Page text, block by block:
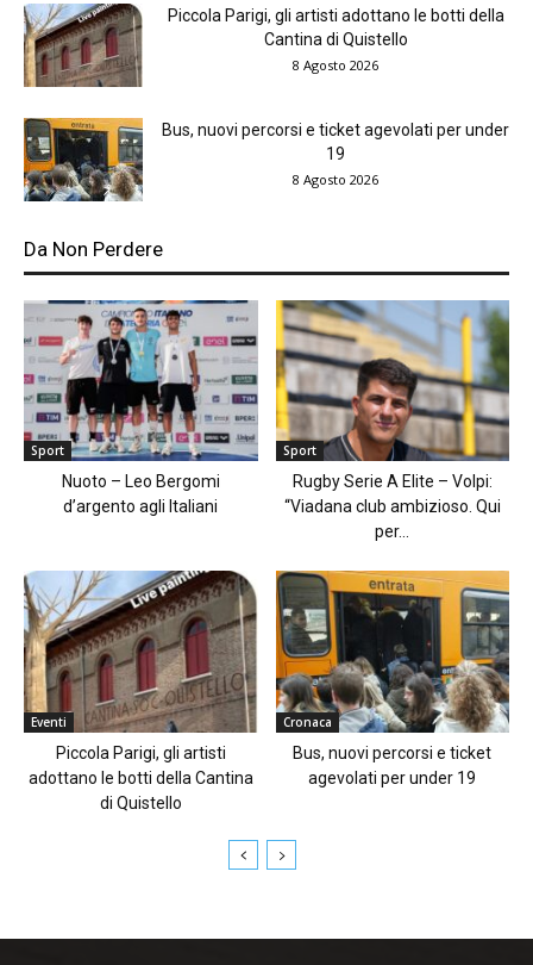
Piccola Parigi, gli artisti adottano le botti della
Cantina di Quistello
8 Agosto 2026
Bus, nuovi percorsi e ticket agevolati per under
19
8 Agosto 2026
Da Non Perdere
Sport
Nuoto – Leo Bergomi
d’argento agli Italiani
Sport
Rugby Serie A Elite – Volpi:
“Viadana club ambizioso. Qui
per...
Eventi
Piccola Parigi, gli artisti
adottano le botti della Cantina
di Quistello
Cronaca
Bus, nuovi percorsi e ticket
agevolati per under 19